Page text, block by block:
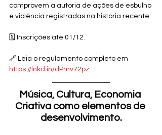
comprovem a autoria de ações de esbulho
e violência registradas na história recente.⁠
🗓 Inscrições até 01/12.⁠
🔗 Leia o regulamento completo em
https://lnkd.in/dPmv72pz
Música, Cultura, Economia
Criativa como elementos de
desenvolvimento.